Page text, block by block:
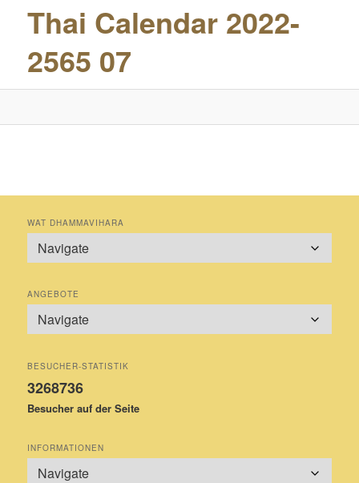
Thai Calendar 2022-
2565 07
WAT DHAMMAVIHARA
ANGEBOTE
BESUCHER-STATISTIK
3268736
Besucher auf der Seite
INFORMATIONEN